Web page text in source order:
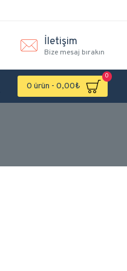
İletişim
Bize mesaj bırakın
0 ürün - 0,00₺
0